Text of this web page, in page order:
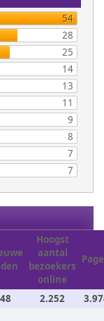
54
28
25
14
13
11
9
8
7
7
Hoogst
aantal
bezoekers
online
48 2.252